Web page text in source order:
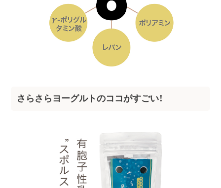
さらさらヨーグルトのココがすごい！